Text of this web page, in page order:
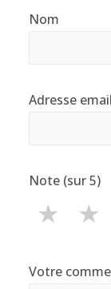
Nom
Adresse email
Note (sur 5)
★
★
Votre